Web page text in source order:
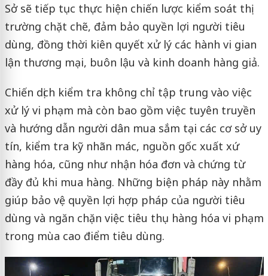
Sở sẽ tiếp tục thực hiện chiến lược kiểm soát thị
trường chặt chẽ, đảm bảo quyền lợi người tiêu
dùng, đồng thời kiên quyết xử lý các hành vi gian
lận thương mại, buôn lậu và kinh doanh hàng giả.
Chiến dịch kiểm tra không chỉ tập trung vào việc
xử lý vi phạm mà còn bao gồm việc tuyên truyền
và hướng dẫn người dân mua sắm tại các cơ sở uy
tín, kiểm tra kỹ nhãn mác, nguồn gốc xuất xứ
hàng hóa, cũng như nhận hóa đơn và chứng từ
đầy đủ khi mua hàng. Những biện pháp này nhằm
giúp bảo vệ quyền lợi hợp pháp của người tiêu
dùng và ngăn chặn việc tiêu thụ hàng hóa vi phạm
trong mùa cao điểm tiêu dùng.